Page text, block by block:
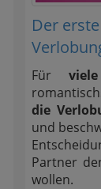
Der
Für
die
und
Partner
wollen.